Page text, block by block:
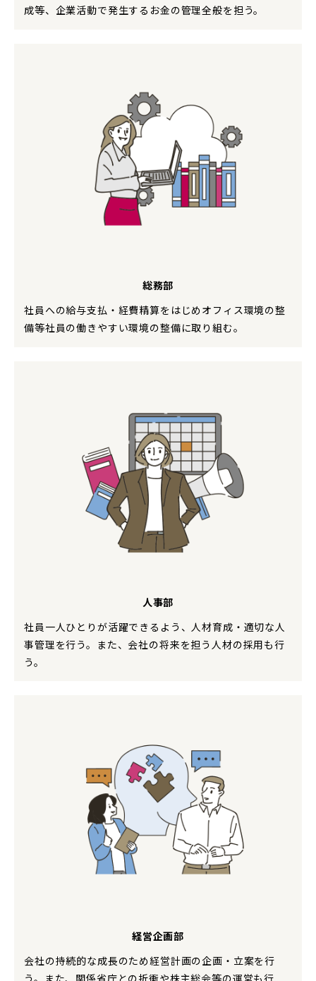
成等、企業活動で発生するお金の管理全般を担う。
総務部
社員への給与支払・経費精算をはじめオフィス環境の整
備等社員の働きやすい環境の整備に取り組む。
人事部
社員一人ひとりが活躍できるよう、人材育成・適切な人
事管理を行う。また、会社の将来を担う人材の採用も行
う。
経営企画部
会社の持続的な成長のため経営計画の企画・立案を行